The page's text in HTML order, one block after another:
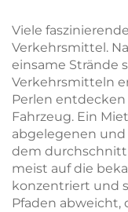
Viele
Verkehrsmittel.
einsame Strände
Verkehrsmitteln
Perlen
Fahrzeug. Ein
abgelegenen
dem
meist auf die
konzentriert und
Pfaden abweicht,